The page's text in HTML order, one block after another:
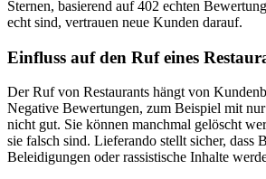
Sternen, basierend auf 402 echten
echt sind, vertrauen neue Kunden darauf.
Einfluss auf den Ruf eines
Der Ruf von Restaurants hängt von
Negative Bewertungen, zum Beispiel mit
nicht gut. Sie können manchmal gelöscht
sie falsch sind. Lieferando stellt sicher, dass
Beleidigungen oder rassistische Inhalte